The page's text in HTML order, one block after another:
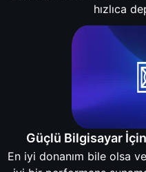
hızlıca
Güçlü Bilgisayar
En iyi donanım bile olsa